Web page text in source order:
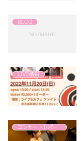
BLOG
LIVE情報
コンサートレポート